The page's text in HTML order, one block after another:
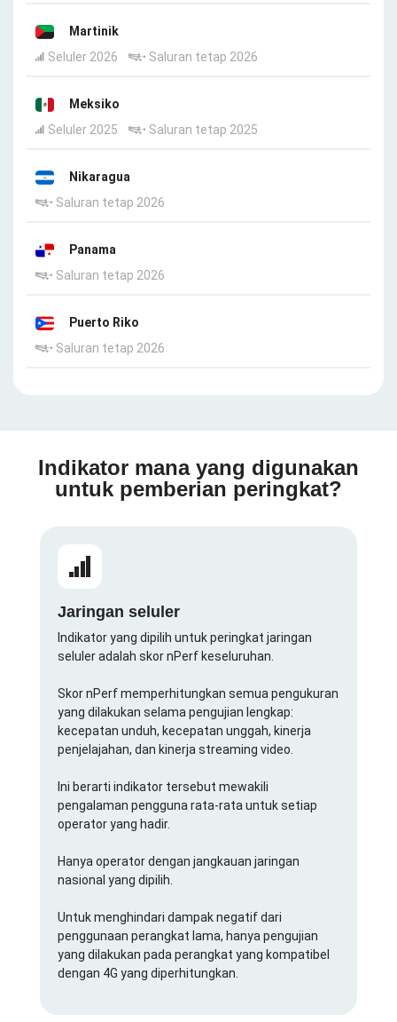
Martinik
Seluler 2026
Saluran tetap 2026
Meksiko
Seluler 2025
Saluran tetap 2025
Nikaragua
Saluran tetap 2026
Panama
Saluran tetap 2026
Puerto Riko
Saluran tetap 2026
Indikator mana yang digunakan
untuk pemberian peringkat?
Jaringan seluler
Indikator yang dipilih untuk peringkat jaringan
seluler adalah skor nPerf keseluruhan.
Skor nPerf memperhitungkan semua pengukuran
yang dilakukan selama pengujian lengkap:
kecepatan unduh, kecepatan unggah, kinerja
penjelajahan, dan kinerja streaming video.
Ini berarti indikator tersebut mewakili
pengalaman pengguna rata-rata untuk setiap
operator yang hadir.
Hanya operator dengan jangkauan jaringan
nasional yang dipilih.
Untuk menghindari dampak negatif dari
penggunaan perangkat lama, hanya pengujian
yang dilakukan pada perangkat yang kompatibel
dengan 4G yang diperhitungkan.